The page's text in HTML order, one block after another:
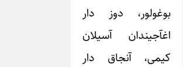
بوغولور، دوز دار
اغآجیندان آسیلان
کیمی، آنجاق دار